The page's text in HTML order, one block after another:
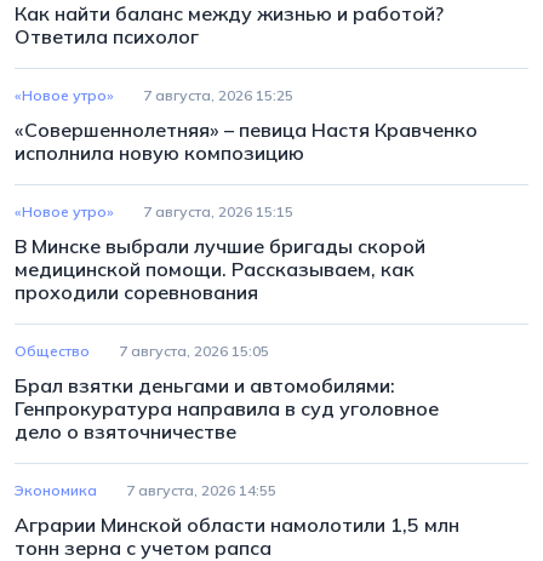
Как найти баланс между жизнью и работой?
Ответила психолог
«Новое утро» 7 августа, 2026 15:25
«Совершеннолетняя» – певица Настя Кравченко
исполнила новую композицию
«Новое утро» 7 августа, 2026 15:15
В Минске выбрали лучшие бригады скорой
медицинской помощи. Рассказываем, как
проходили соревнования
Общество 7 августа, 2026 15:05
Брал взятки деньгами и автомобилями:
Генпрокуратура направила в суд уголовное
дело о взяточничестве
Экономика 7 августа, 2026 14:55
Аграрии Минской области намолотили 1,5 млн
тонн зерна с учетом рапса